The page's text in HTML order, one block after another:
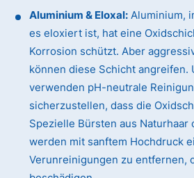
Aluminium & Eloxal: Aluminium,
es eloxiert ist, hat eine
Korrosion schützt. Aber
können diese Schicht angreifen.
verwenden pH-neutrale
sicherzustellen, dass die
Spezielle Bürsten aus Naturhaar
werden mit sanftem Hochdruck
Verunreinigungen zu entfernen,